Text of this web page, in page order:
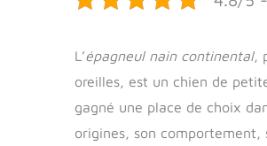
L’épagneul nain continental,
oreilles, est un chien de
gagné une place de choix
origines, son comportement,